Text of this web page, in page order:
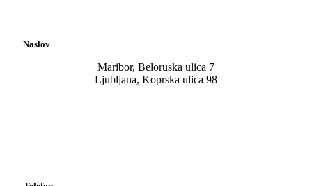
Naslov
Maribor, Beloruska ulica 7
Ljubljana, Koprska ulica 98